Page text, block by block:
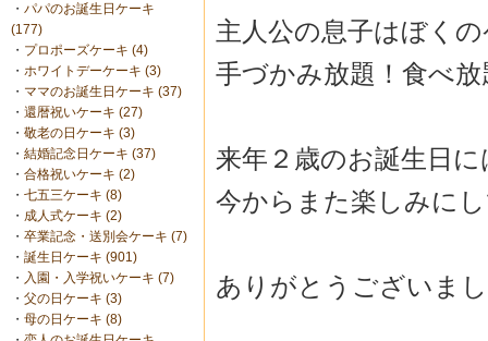
・ パパのお誕生日ケーキ
(177)
・ プロポーズケーキ (4)
・ ホワイトデーケーキ (3)
・ ママのお誕生日ケーキ (37)
・ 還暦祝いケーキ (27)
・ 敬老の日ケーキ (3)
・ 結婚記念日ケーキ (37)
・ 合格祝いケーキ (2)
・ 七五三ケーキ (8)
・ 成人式ケーキ (2)
・ 卒業記念・送別会ケーキ (7)
・ 誕生日ケーキ (901)
・ 入園・入学祝いケーキ (7)
・ 父の日ケーキ (3)
・ 母の日ケーキ (8)
主人公の息子はぼく
手づかみ放題！食べ
来年２歳のお誕生日
今からまた楽しみに
ありがとうございま